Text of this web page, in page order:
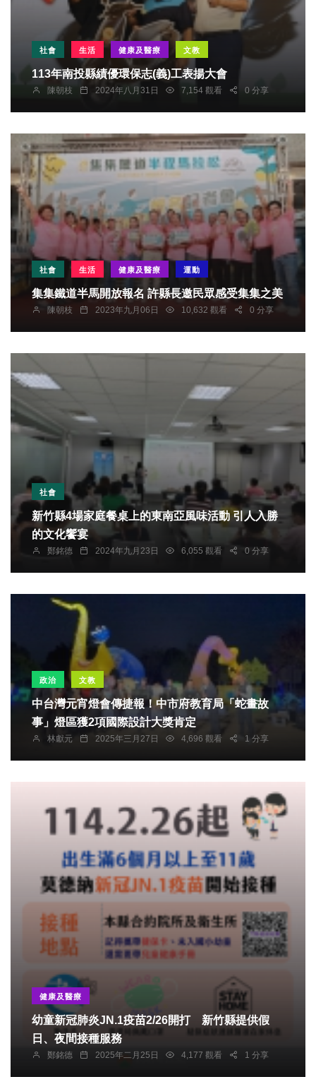
社會 生活 健康及醫療 文教
113年南投縣績優環保志(義)工表揚大會
陳朝枝 2024年八月31日 7,154 觀看 0 分享
社會 生活 健康及醫療 運動
集集鐵道半馬開放報名 許縣長邀民眾感受集集之美
陳朝枝 2023年九月06日 10,632 觀看 0 分享
社會
新竹縣4場家庭餐桌上的東南亞風味活動 引人入勝
的文化饗宴
鄭銘德 2024年九月23日 6,055 觀看 0 分享
政治 文教
中台灣元宵燈會傳捷報！中市府教育局「蛇畫故
事」燈區獲2項國際設計大獎肯定
林獻元 2025年三月27日 4,696 觀看 1 分享
健康及醫療
幼童新冠肺炎JN.1疫苗2/26開打 新竹縣提供假
日、夜間接種服務
鄭銘德 2025年二月25日 4,177 觀看 1 分享